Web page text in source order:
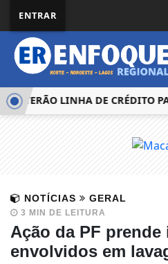
ENTRAR
TERÃO LINHA DE CRÉDITO
NOTÍCIAS GERAL
3 MIN DE LEITURA
Ação da PF
envolvidos em